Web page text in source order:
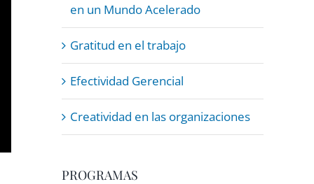
en un Mundo Acelerado
Gratitud en el trabajo
Efectividad Gerencial
Creatividad en las organizaciones
PROGRAMAS